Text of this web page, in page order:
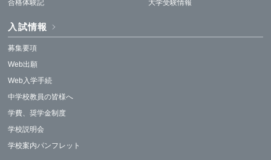
合格体験記
大学受験情報
入試情報
募集要項
Web出願
Web入学手続
中学校教員の皆様へ
学費、奨学金制度
学校説明会
学校案内パンフレット